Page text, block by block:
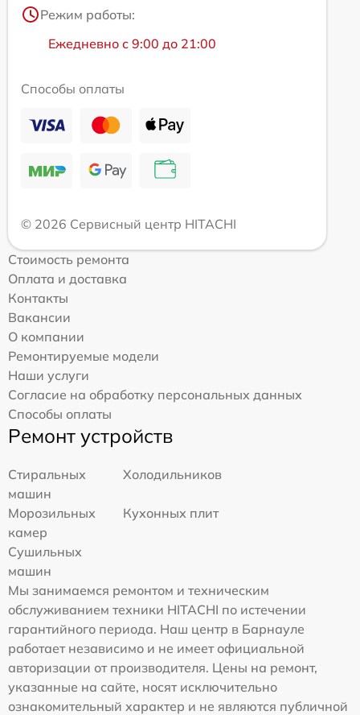
Режим работы:
Ежедневно с 9:00 до 21:00
Способы оплаты
© 2026 Сервисный центр HITACHI
Стоимость ремонта
Оплата и доставка
Контакты
Вакансии
О компании
Ремонтируемые модели
Наши услуги
Согласие на обработку персональных данных
Способы оплаты
Ремонт устройств
Стиральных
машин
Холодильников
Морозильных
камер
Кухонных плит
Сушильных
машин
Мы занимаемся ремонтом и техническим
обслуживанием техники HITACHI по истечении
гарантийного периода. Наш центр в Барнауле
работает независимо и не имеет официальной
авторизации от производителя. Цены на ремонт,
указанные на сайте, носят исключительно
ознакомительный характер и не являются публичной